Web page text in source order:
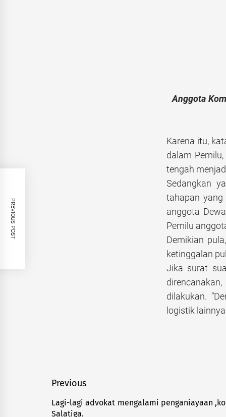
Anggota
Karena itu,
dalam
tengah
Sedangkan
tahapan
anggota
Pemilu
Demikian
ketinggalan
Jika surat
dilakukan.
logistik
Navigasi
pos
Previous
Previous
Lagi-lagi advokat mengalami penganiayaan
Salatiga.
PREVIOUS POST